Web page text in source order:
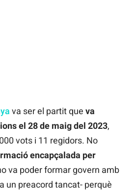
va ser el partit que va
el 28 de maig del 2023,
vots i 11 regidors. No
encapçalada per
va poder formar govern amb
un preacord tancat- perquè